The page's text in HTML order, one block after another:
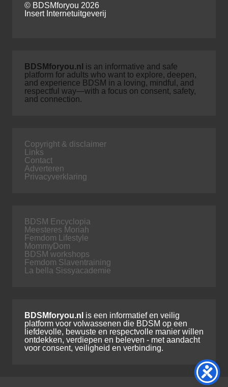
© BDSMforyou 2026
Insert Internetuitgeverij
BDSMforyou.nl is an informative and safe
platform for adults who want to explore, deepen,
and experience BDSM in a loving, mindful, and
respectful way—with a focus on consent, safety,
and connection.
Copyright & disclaimer
Links
Contact
Adverteren
Privacyverklaring
BDSM Encyclopia
Meesteres Moriah
Femdom Lifestyle
MommyDom
BDSM workshops
Femdom Slaventraining
La bella Sissyacademie
BDSMforyou.nl is een informatief en veilig
platform voor volwassenen die BDSM op een
liefdevolle, bewuste en respectvolle manier willen
ontdekken, verdiepen en beleven - met aandacht
voor consent, veiligheid en verbinding.